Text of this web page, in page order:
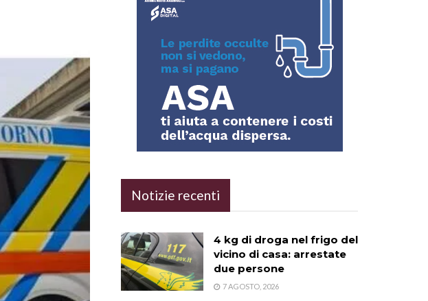
Notizie recenti
4 kg di droga nel frigo del
vicino di casa: arrestate
due persone
7 AGOSTO, 2026